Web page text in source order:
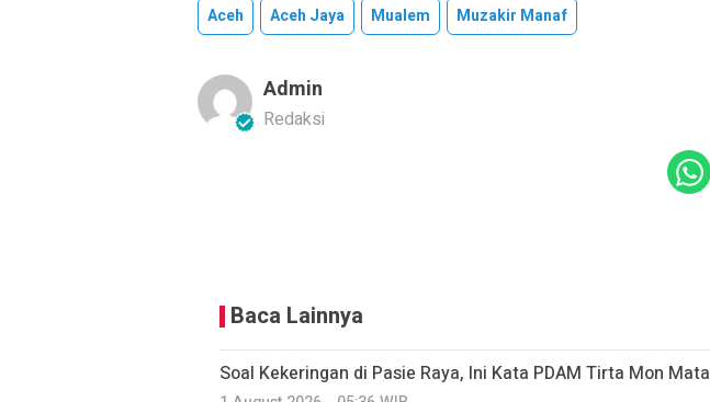
Aceh Aceh Jaya Mualem Muzakir Manaf
Admin
Redaksi
Baca Lainnya
Soal Kekeringan di Pasie Raya, Ini Kata PDAM Tirta Mon Mata